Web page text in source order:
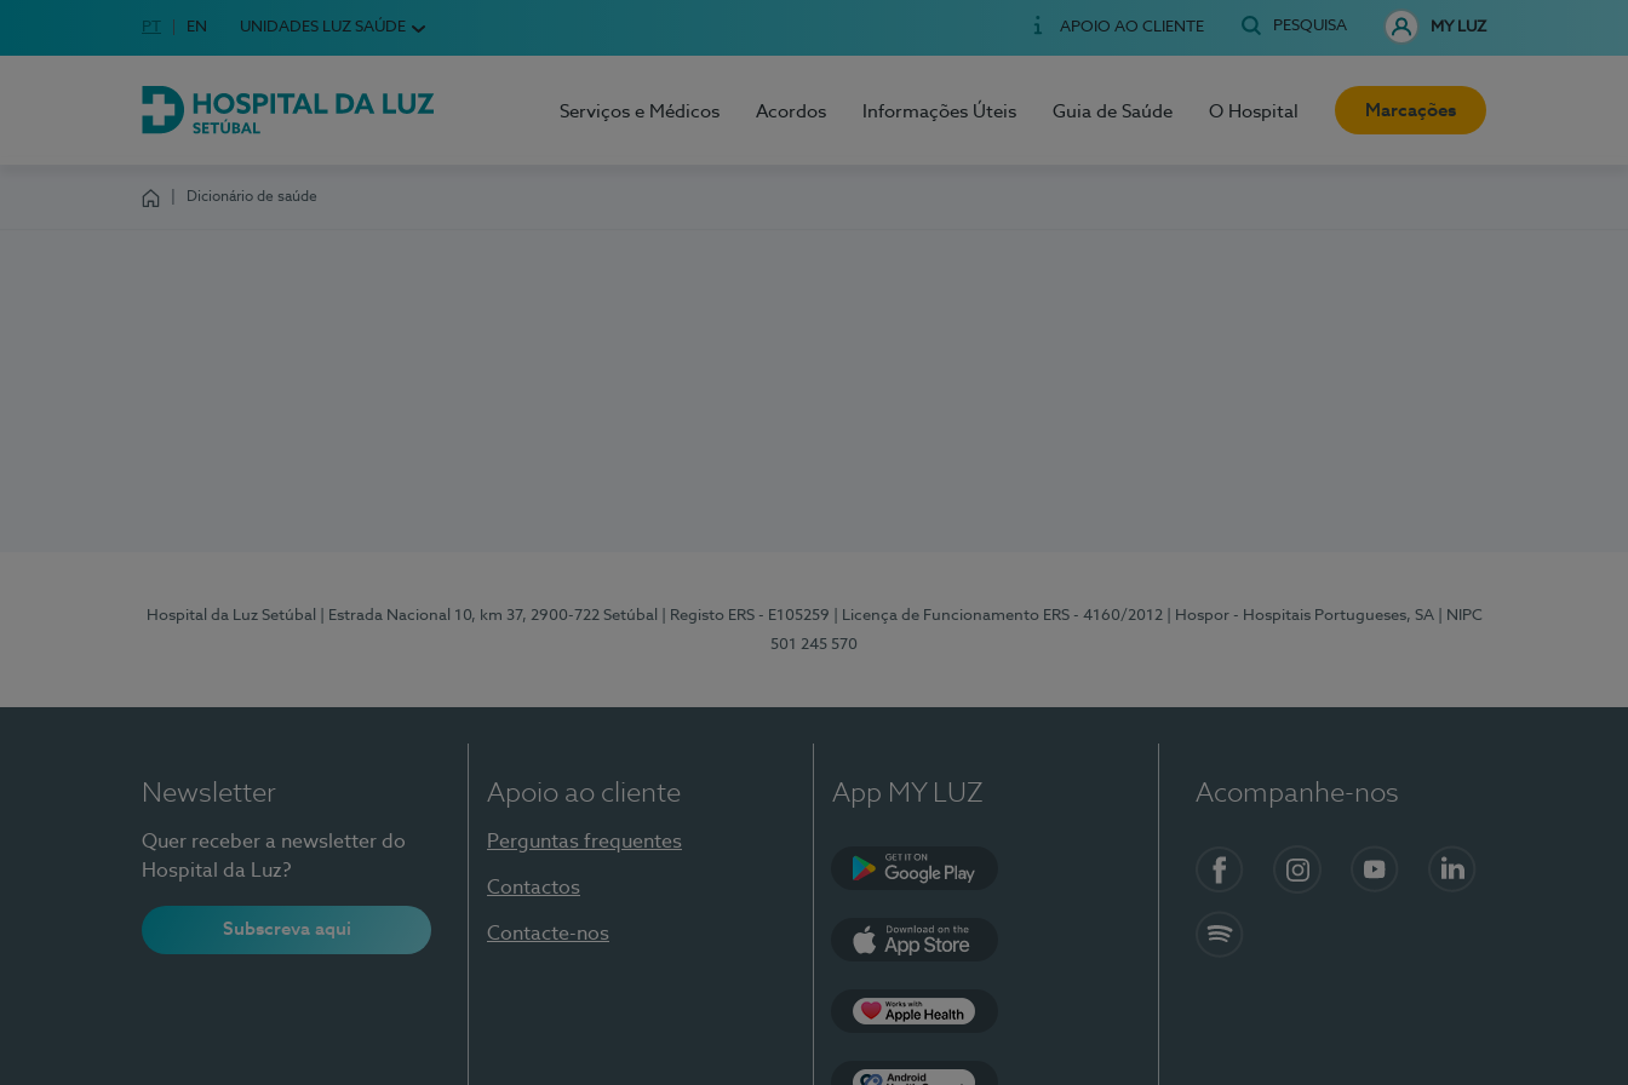
Escolha o seu idioma
Idioma em Português
PT English Language
EN UNIDADES LUZ SAÚDE APOIO AO CLIENTE PESQUISA MY LUZ
Hospital da Luz Setúbal
Serviços e Médicos Acordos Informações Úteis Guia de Saúde O Hospital Marcações
Dicionário de saúde
Hospital da Luz Setúbal | Estrada Nacional 10, km 37, 2900-722 Setúbal | Registo ERS - E105259 | Licença de Funcionamento ERS - 4160/2012 | Hospor - Hospitais Portugueses, SA
| NIPC
501 245 570
Newsletter
Quer receber a newsletter do
Hospital da Luz?
Subscreva aqui
Apoio ao cliente
Perguntas frequentes
Contactos
Contacte-nos
App MY LUZ Acompanhe-nos